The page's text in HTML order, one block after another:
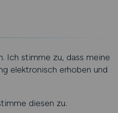
Ich stimme zu, dass meine
elektronisch erhoben und
diesen zu.